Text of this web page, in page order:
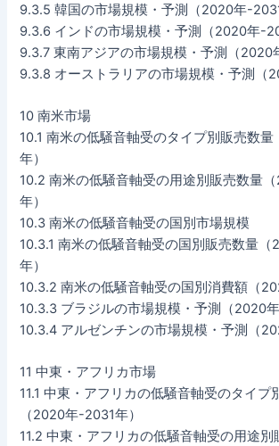
9.3.5 韓国の市場規模・予測（2020年-
9.3.6 インドの市場規模・予測（2020年-
9.3.7 東南アジアの市場規模・予測（2020
9.3.8 オーストラリアの市場規模・予測（
10 南米市場
10.1 南米の低騒音軸受のタイプ別販売数
年）
10.2 南米の低騒音軸受の用途別販売数量
年）
10.3 南米の低騒音軸受の国別市場規模
10.3.1 南米の低騒音軸受の国別販売数量
年）
10.3.2 南米の低騒音軸受の国別消費額（
10.3.3 ブラジルの市場規模・予測（2020
10.3.4 アルゼンチンの市場規模・予測（
11 中東・アフリカ市場
11.1 中東・アフリカの低騒音軸受のタイプ
（2020年-2031年）
11.2 中東・アフリカの低騒音軸受の用途